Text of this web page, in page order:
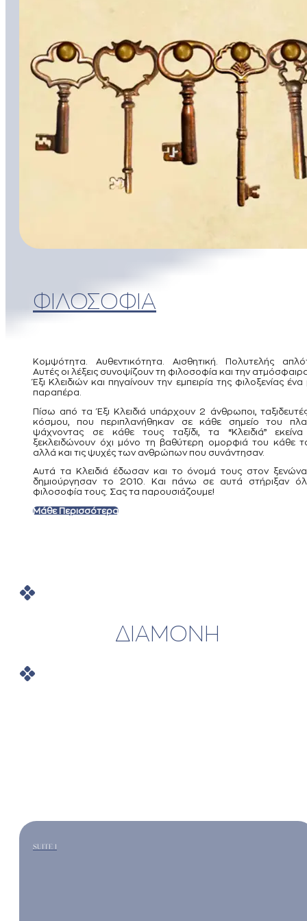
ΦΙΛΟΣΟΦΙΑ
Κομψότητα. Αυθεντικότητα. Αισθητική. Πολυτελής
Αυτές οι λέξεις συνοψίζουν τη φιλοσοφία και την
Έξι Κλειδιών και πηγαίνουν την εμπειρία της φιλοξενίας
παραπέρα.
Πίσω από τα Έξι Κλειδιά υπάρχουν 2 άνθρωποι,
κόσμου, που περιπλανήθηκαν σε κάθε σημείο του
ψάχνοντας σε κάθε τους ταξίδι, τα “Κλειδιά”
ξεκλειδώνουν όχι μόνο τη βαθύτερη ομορφιά του κάθε
αλλά και τις ψυχές των ανθρώπων που συνάντησαν.
Αυτά τα Κλειδιά έδωσαν και το όνομά τους στον
δημιούργησαν το 2010. Και πάνω σε αυτά στήριξαν
φιλοσοφία τους. Σας τα παρουσιάζουμε!
Μάθε Περισσότερα
ΔΙΑΜΟΝΗ
SUITE 1